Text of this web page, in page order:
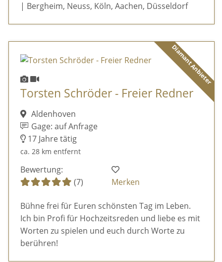
| Bergheim, Neuss, Köln, Aachen, Düsseldorf
Diamant Anbieter
Torsten Schröder - Freier Redner
Aldenhoven
Gage: auf Anfrage
17 Jahre tätig
ca. 28 km entfernt
Bewertung:
(7)
Merken
Bühne frei für Euren schönsten Tag im Leben.
Ich bin Profi für Hochzeitsreden und liebe es mit
Worten zu spielen und euch durch Worte zu
berühren!